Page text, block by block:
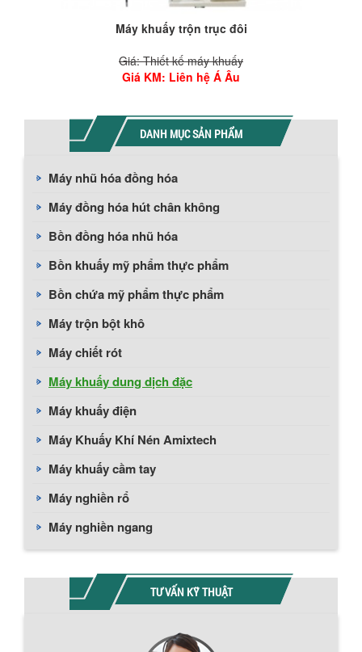
Máy khuấy trộn trục đôi
Giá: Thiết kế máy khuấy
Giá KM: Liên hệ Á Âu
DANH MỤC SẢN PHẨM
Máy nhũ hóa đồng hóa
Máy đồng hóa hút chân không
Bồn đồng hóa nhũ hóa
Bồn khuấy mỹ phẩm thực phẩm
Bồn chứa mỹ phẩm thực phẩm
Máy trộn bột khô
Máy chiết rót
Máy khuấy dung dịch đặc
Máy khuấy điện
Máy Khuấy Khí Nén Amixtech
Máy khuấy cầm tay
Máy nghiền rổ
Máy nghiền ngang
TƯ VẤN KỸ THUẬT